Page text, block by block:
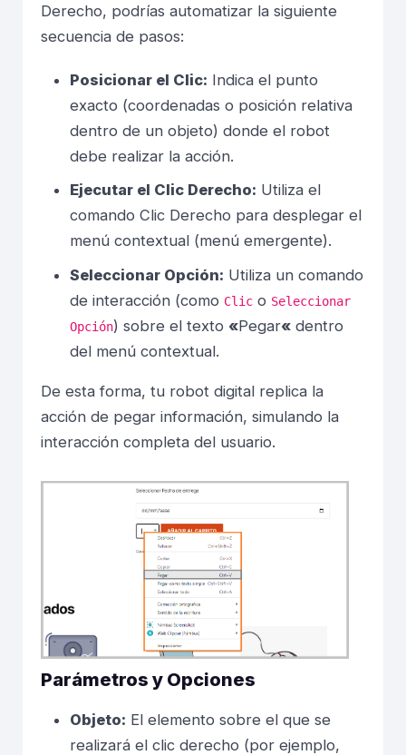
Derecho, podrías automatizar la siguiente
secuencia de pasos:
Posicionar el Clic: Indica el punto
exacto (coordenadas o posición relativa
dentro de un objeto) donde el robot
debe realizar la acción.
Ejecutar el Clic Derecho: Utiliza el
comando Clic Derecho para desplegar el
menú contextual (menú emergente).
Seleccionar Opción: Utiliza un comando
de interacción (como Clic o Seleccionar
Opción) sobre el texto «Pegar« dentro
del menú contextual.
De esta forma, tu robot digital replica la
acción de pegar información, simulando la
interacción completa del usuario.
Parámetros y Opciones
Objeto: El elemento sobre el que se
realizará el clic derecho (por ejemplo,